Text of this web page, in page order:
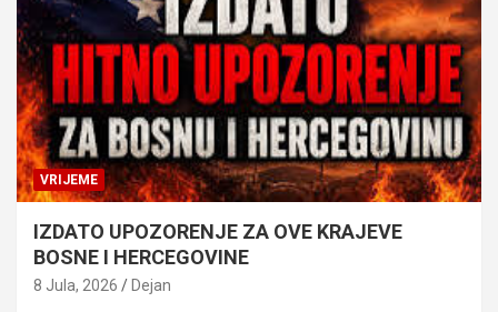
VRIJEME
IZDATO UPOZORENJE ZA OVE KRAJEVE
BOSNE I HERCEGOVINE
8 Jula, 2026 Dejan